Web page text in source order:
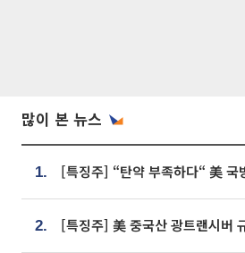
많이 본 뉴스
1.
2.